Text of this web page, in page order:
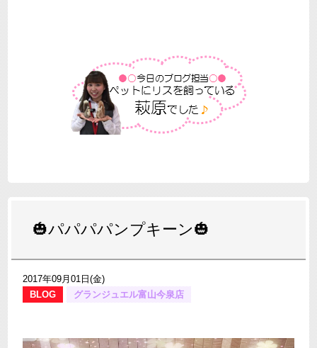
🎃パパパパンプキーン🎃
2017年09月01日(金)
BLOG
グランジュエル富山今泉店